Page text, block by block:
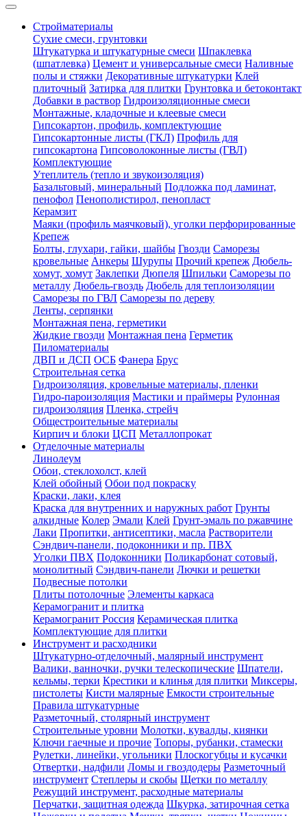
Стройматериалы
Сухие смеси, грунтовки
Штукатурка и штукатурные смеси Шпаклевка
(шпатлевка) Цемент и универсальные смеси Наливные
полы и стяжки Декоративные штукатурки Клей
плиточный Затирка для плитки Грунтовка и бетоконтакт
Добавки в раствор Гидроизоляционные смеси
Монтажные, кладочные и клеевые смеси
Гипсокартон, профиль, комплектующие
Гипсокартонные листы (ГКЛ) Профиль для
гипсокартона Гипсоволоконные листы (ГВЛ)
Комплектующие
Утеплитель (тепло и звукоизоляция)
Базальтовый, минеральный Подложка под ламинат,
пенофол Пенополистирол, пенопласт
Керамзит
Маяки (профиль маячковый), уголки перфорированные
Крепеж
Болты, глухари, гайки, шайбы Гвозди Саморезы
кровельные Анкеры Шурупы Прочий крепеж Дюбель-
хомут, хомут Заклепки Дюпеля Шпильки Саморезы по
металлу Дюбель-гвоздь Дюбель для теплоизоляции
Саморезы по ГВЛ Саморезы по дереву
Ленты, серпянки
Монтажная пена, герметики
Жидкие гвозди Монтажная пена Герметик
Пиломатериалы
ДВП и ДСП ОСБ Фанера Брус
Строительная сетка
Гидроизоляция, кровельные материалы, пленки
Гидро-пароизоляция Мастики и праймеры Рулонная
гидроизоляция Пленка, стрейч
Общестроительные материалы
Кирпич и блоки ЦСП Металлопрокат
Отделочные материалы
Линолеум
Обои, стеклохолст, клей
Клей обойный Обои под покраску
Краски, лаки, клея
Краска для внутренних и наружных работ Грунты
алкидные Колер Эмали Клей Грунт-эмаль по ржавчине
Лаки Пропитки, антисептики, масла Растворители
Сэндвич-панели, подоконники и пр. ПВХ
Уголки ПВХ Подоконники Поликарбонат сотовый,
монолитный Сэндвич-панели Лючки и решетки
Подвесные потолки
Плиты потолочные Элементы каркаса
Керамогранит и плитка
Керамогранит Россия Керамическая плитка
Комплектующие для плитки
Инструмент и расходники
Штукатурно-отделочный, малярный инструмент
Валики, ванночки, ручки телескопические Шпатели,
кельмы, терки Крестики и клинья для плитки Миксеры,
пистолеты Кисти малярные Емкости строительные
Правила штукатурные
Разметочный, столярный инструмент
Строительные уровни Молотки, кувалды, киянки
Ключи гаечные и прочие Топоры, рубанки, стамески
Рулетки, линейки, угольники Плоскогубцы и кусачки
Отвертки, надфили Ломы и гвоздодеры Разметочный
инструмент Степлеры и скобы Щетки по металлу
Режущий инструмент, расходные материалы
Перчатки, защитная одежда Шкурка, затирочная сетка